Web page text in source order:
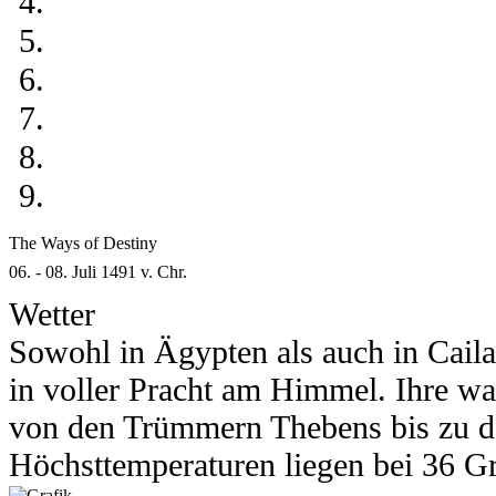
Zu eurem Glück geschieht das
Insel. Ihr Name: Isla Nublar.
Was erwartet euch auf dieser
heraus! Und ein kleiner Tipp: Lasst
Bist auch du ein Wesen? Dann
Hause, wo der Phönix seine
sich bedenkenlos in die Lüfte
Süßigkeitenstadt die man sich
durch den blutigen Sand einer
das nächste in einer verdrehten
ist möglich. Alles ist erlaubt. Es
Spielregeln machen.
Der Bereich für Pairings,
The Ways of Destiny
06. - 08. Juli 1491 v. Chr.
Wetter
Sowohl in Ägypten als auch in
in voller Pracht am Himmel. Ihre
von den Trümmern Thebens bis zu
Höchsttemperaturen liegen bei 36